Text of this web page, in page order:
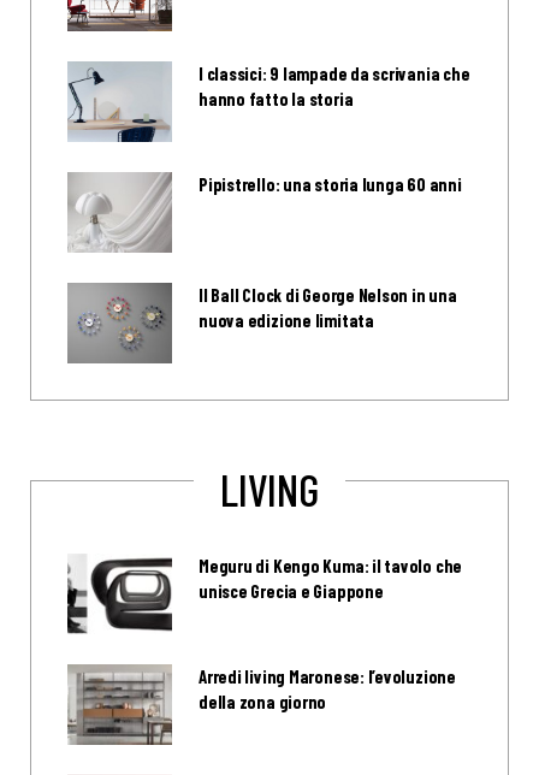
I classici: 9 lampade da scrivania che
hanno fatto la storia
Pipistrello: una storia lunga 60 anni
Il Ball Clock di George Nelson in una
nuova edizione limitata
LIVING
Meguru di Kengo Kuma: il tavolo che
unisce Grecia e Giappone
Arredi living Maronese: l’evoluzione
della zona giorno